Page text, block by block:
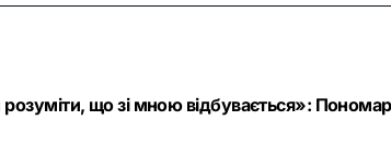
що зі мною відбувається»: